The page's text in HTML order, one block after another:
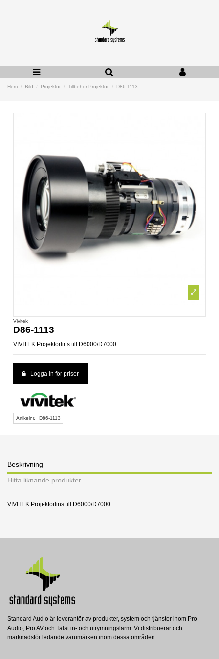
Hem Bild Projektor Tillbehör Projektor D86-1113
Vivitek
D86-1113
VIVITEK Projektorlins till D6000/D7000
Logga in för priser
Artikelnr. D86-1113
Beskrivning
Hitta liknande produkter
VIVITEK Projektorlins till D6000/D7000
WM-3
Standard Audio är leverantör av produkter, system och tjänster inom Pro
Audio, Pro AV och Talat in- och utrymningslarm. Vi distribuerar och
marknadsför ledande varumärken inom dessa områden.